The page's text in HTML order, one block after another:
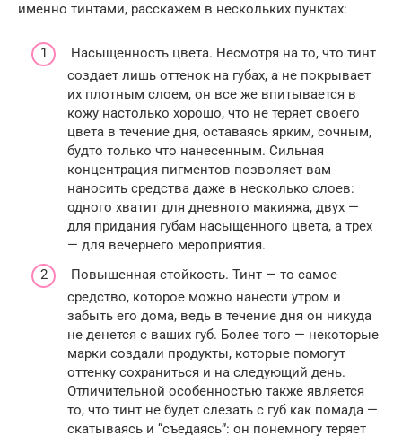
именно тинтами, расскажем в нескольких пунктах:
Насыщенность цвета. Несмотря на то, что тинт
создает лишь оттенок на губах, а не покрывает
их плотным слоем, он все же впитывается в
кожу настолько хорошо, что не теряет своего
цвета в течение дня, оставаясь ярким, сочным,
будто только что нанесенным. Сильная
концентрация пигментов позволяет вам
наносить средства даже в несколько слоев:
одного хватит для дневного макияжа, двух —
для придания губам насыщенного цвета, а трех
— для вечернего мероприятия.
Повышенная стойкость. Тинт — то самое
средство, которое можно нанести утром и
забыть его дома, ведь в течение дня он никуда
не денется с ваших губ. Более того — некоторые
марки создали продукты, которые помогут
оттенку сохраниться и на следующий день.
Отличительной особенностью также является
то, что тинт не будет слезать с губ как помада —
скатываясь и “съедаясь”: он понемногу теряет